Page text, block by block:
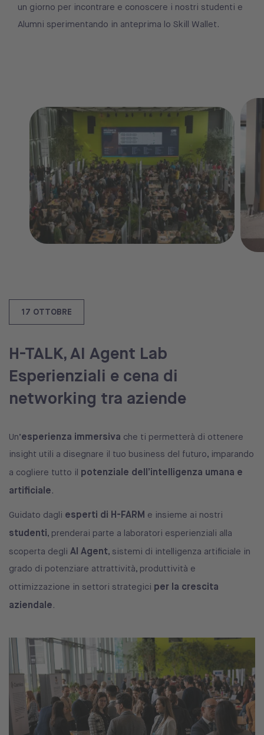
un giorno per incontrare e conoscere i nostri studenti e
Alumni sperimentando in anteprima lo Skill Wallet.
17 OTTOBRE
H-TALK, AI Agent Lab
Esperienziali e cena di
networking tra aziende
Un’esperienza immersiva che ti permetterà di ottenere
insight utili a disegnare il tuo business del futuro, imparando
a cogliere tutto il potenziale dell’intelligenza umana e
artificiale.
Guidato dagli esperti di H-FARM e insieme ai nostri
studenti, prenderai parte a laboratori esperienziali alla
scoperta degli AI Agent, sistemi di intelligenza artificiale in
grado di potenziare attrattività, produttività e
ottimizzazione in settori strategici per la crescita
aziendale.